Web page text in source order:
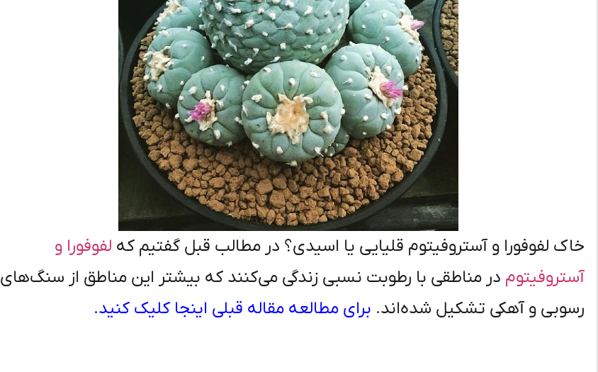
خاک لفوفورا و آستروفیتوم قلیایی یا اسیدی؟ در مطالب قبل گفتیم که لفوفورا و
آستروفیتوم در مناطقی با رطوبت نسبی زندگی می‌کنند که بیشتر این مناطق از سنگ‌های
رسوبی و آهکی تشکیل شده‌اند. برای مطالعه مقاله قبلی اینجا کلیک کنید.